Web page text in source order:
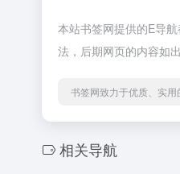
本站书签网提供的E导
法，后期网页的内容如
书签网致力于优质、实用
相关导航